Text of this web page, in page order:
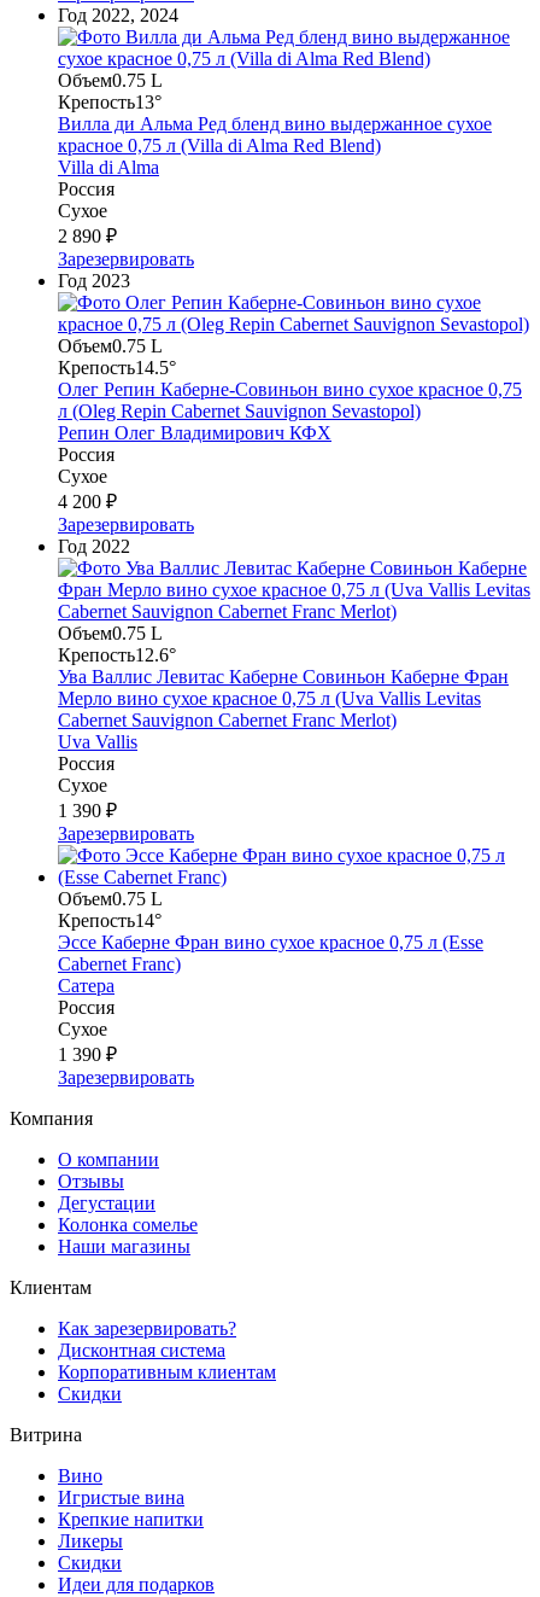
Год 2022, 2024
Объем0.75 L
Крепость13°
Вилла ди Альма Ред бленд вино выдержанное сухое
красное 0,75 л (Villa di Alma Red Blend)
Villa di Alma
Россия
Сухое
2 890 ₽
Зарезервировать
Год 2023
Объем0.75 L
Крепость14.5°
Олег Репин Каберне-Совиньон вино сухое красное 0,75
л (Oleg Repin Cabernet Sauvignon Sevastopol)
Репин Олег Владимирович КФХ
Россия
Сухое
4 200 ₽
Зарезервировать
Год 2022
Объем0.75 L
Крепость12.6°
Ува Валлис Левитас Каберне Совиньон Каберне Фран
Мерло вино сухое красное 0,75 л (Uva Vallis Levitas
Cabernet Sauvignon Cabernet Franc Merlot)
Uva Vallis
Россия
Сухое
1 390 ₽
Зарезервировать
Объем0.75 L
Крепость14°
Эссе Каберне Фран вино сухое красное 0,75 л (Esse
Cabernet Franc)
Сатера
Россия
Сухое
1 390 ₽
Зарезервировать
Компания
О компании
Отзывы
Дегустации
Колонка сомелье
Наши магазины
Клиентам
Как зарезервировать?
Дисконтная система
Корпоративным клиентам
Скидки
Витрина
Вино
Игристые вина
Крепкие напитки
Ликеры
Скидки
Идеи для подарков